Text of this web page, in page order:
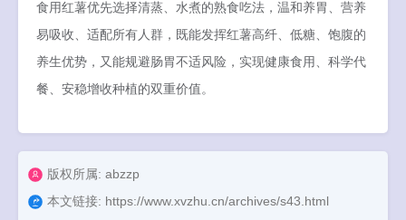
食用红薯优先选择清蒸、水煮的熟食吃法，温和养胃、营养
易吸收、适配所有人群，既能发挥红薯高纤、低糖、饱腹的
养生优势，又能规避肠胃不适风险，实现健康食用、科学代
餐、安稳增收种植的双重价值。
版权所属: abzzp
本文链接: https://www.xvzhu.cn/archives/s43.html